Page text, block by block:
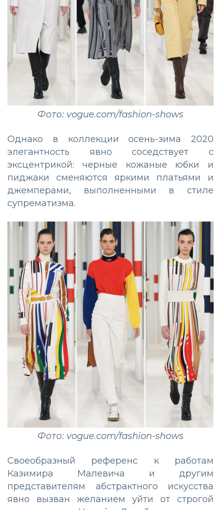
Фото: vogue.com/fashion-shows
Однако в коллекции осень-зима 2020
элегантность явно соседствует с
эксцентрикой: черные кожаные юбки и
пиджаки сменяются яркими платьями и
джемперами, выполненными в стиле
супрематизма.
Фото: vogue.com/fashion-shows
Своеобразный референс к работам
Казимира Малевича и другим
представителям абстрактного искусства
явно вызван желанием уйти от строгой